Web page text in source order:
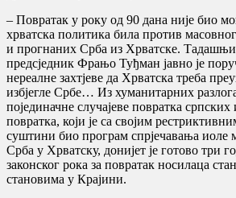
– Повратак у року од 90 дана није био
хрватска политика била против
и прогнаних Срба из Хрватске. Тадашњи
предсједник Фрањо Туђман јавно је
нереалне захтјеве да Хрватска треба
избјегле Србе… Из хуманитарних
појединачне случајеве повратка
повратка, који је са својим
суштини био програм спрјечавања иоле
Срба у Хрватску, донијет је готово три
законског рока за повратак носилаца
становима у Крајини.